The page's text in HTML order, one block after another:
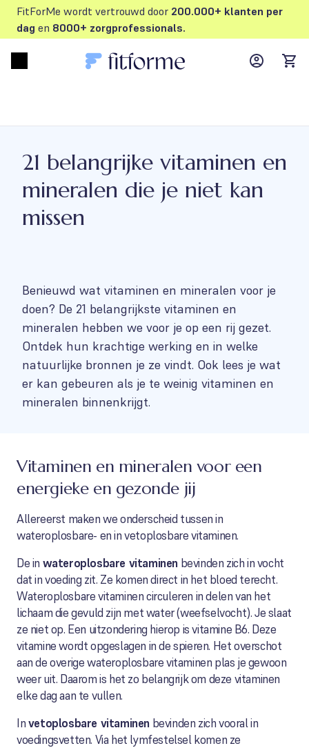
FitForMe wordt vertrouwd door 200.000+ klanten per
dag en 8000+ zorgprofessionals.
MyFFM
21 belangrijke vitaminen en
mineralen die je niet kan
missen
Benieuwd wat vitaminen en mineralen voor je
doen? De 21 belangrijkste vitaminen en
mineralen hebben we voor je op een rij gezet.
Ontdek hun krachtige werking en in welke
natuurlijke bronnen je ze vindt. Ook lees je wat
er kan gebeuren als je te weinig vitaminen en
mineralen binnenkrijgt.
Vitaminen en mineralen voor een
energieke en gezonde jij
Allereerst maken we onderscheid tussen in
wateroplosbare- en in vetoplosbare vitaminen.
De in wateroplosbare vitaminen bevinden zich in vocht
dat in voeding zit. Ze komen direct in het bloed terecht.
Wateroplosbare vitaminen circuleren in delen van het
lichaam die gevuld zijn met water (weefselvocht). Je slaat
ze niet op. Een uitzondering hierop is vitamine B6. Deze
vitamine wordt opgeslagen in de spieren. Het overschot
aan de overige wateroplosbare vitaminen plas je gewoon
weer uit. Daarom is het zo belangrijk om deze vitaminen
elke dag aan te vullen.
Invetoplosbare vitaminen bevinden zich vooral in
voedingsvetten. Via het lymfestelsel komen ze